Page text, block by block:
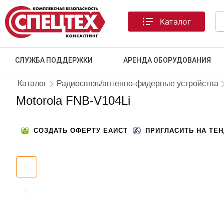
СЛУЖБА ПОДДЕРЖКИ АРЕНДА ОБОРУДОВАНИЯ
Каталог
Каталог Радиосвязь/антенно-фидерные устройства
Motorola FNB-V104Li
СОЗДАТЬ ОФЕРТУ ЕАИСТ ПРИГЛАСИТЬ НА